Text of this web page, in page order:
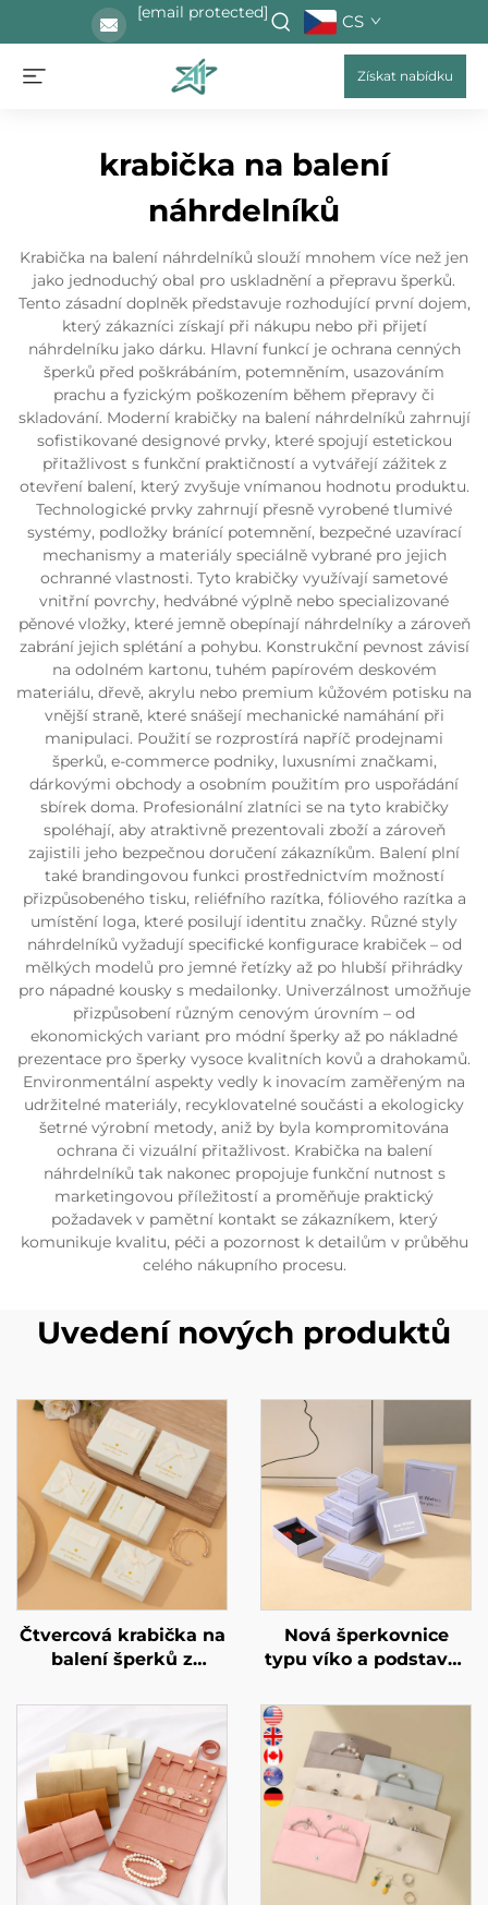
[email protected] CS
Získat nabídku
krabička na balení
náhrdelníků
Krabička na balení náhrdelníků slouží mnohem více než jen
jako jednoduchý obal pro uskladnění a přepravu šperků.
Tento zásadní doplněk představuje rozhodující první dojem,
který zákazníci získají při nákupu nebo při přijetí
náhrdelníku jako dárku. Hlavní funkcí je ochrana cenných
šperků před poškrábáním, potemněním, usazováním
prachu a fyzickým poškozením během přepravy či
skladování. Moderní krabičky na balení náhrdelníků zahrnují
sofistikované designové prvky, které spojují estetickou
přitažlivost s funkční praktičností a vytvářejí zážitek z
otevření balení, který zvyšuje vnímanou hodnotu produktu.
Technologické prvky zahrnují přesně vyrobené tlumivé
systémy, podložky bránící potemnění, bezpečné uzavírací
mechanismy a materiály speciálně vybrané pro jejich
ochranné vlastnosti. Tyto krabičky využívají sametové
vnitřní povrchy, hedvábné výplně nebo specializované
pěnové vložky, které jemně obepínají náhrdelníky a zároveň
zabrání jejich splétání a pohybu. Konstrukční pevnost závisí
na odolném kartonu, tuhém papírovém deskovém
materiálu, dřevě, akrylu nebo premium kůžovém potisku na
vnější straně, které snášejí mechanické namáhání při
manipulaci. Použití se rozprostírá napříč prodejnami
šperků, e-commerce podniky, luxusními značkami,
dárkovými obchody a osobním použitím pro uspořádání
sbírek doma. Profesionální zlatníci se na tyto krabičky
spoléhají, aby atraktivně prezentovali zboží a zároveň
zajistili jeho bezpečnou doručení zákazníkům. Balení plní
také brandingovou funkci prostřednictvím možností
přizpůsobeného tisku, reliéfního razítka, fóliového razítka a
umístění loga, které posilují identitu značky. Různé styly
náhrdelníků vyžadují specifické konfigurace krabiček – od
mělkých modelů pro jemné řetízky až po hlubší přihrádky
pro nápadné kousky s medailonky. Univerzálnost umožňuje
přizpůsobení různým cenovým úrovním – od
ekonomických variant pro módní šperky až po nákladné
prezentace pro šperky vysoce kvalitních kovů a drahokamů.
Environmentální aspekty vedly k inovacím zaměřeným na
udržitelné materiály, recyklovatelné součásti a ekologicky
šetrné výrobní metody, aniž by byla kompromitována
ochrana či vizuální přitažlivost. Krabička na balení
náhrdelníků tak nakonec propojuje funkční nutnost s
marketingovou příležitostí a proměňuje praktický
požadavek v pamětní kontakt se zákazníkem, který
komunikuje kvalitu, péči a pozornost k detailům v průběhu
celého nákupního procesu.
Uvedení nových produktů
Čtvercová krabička na
balení šperků z
značky A1, béžová, s
mašlí – pro prstýnky,
náušnice, náhrdelníky
a náramky, dárková
krabička, velkoobchod
Nová šperkovnice
typu víko a podstavec
obdélníková
šperkovnice s
jednoduchým vzorem
pro ukládání prstenů a
náhrdelníků